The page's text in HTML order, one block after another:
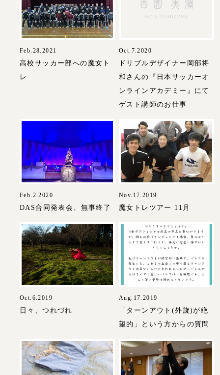
Feb.28.2021
高校サッカー部への魔女ト
レ
Oct.7.2020
ドリブルデザイナー岡部将
和さんの『日本サッカーオ
ンラインアカデミー』にて
ゲスト講師のお仕事
Feb.2.2020
DAS合同発表会、無事終了
Nov.17.2019
魔女トレツアー 11月
Oct.6.2019
日々、つれづれ
Aug.17.2019
「ターンアウト(外旋)が絶
望的」という方からの質問